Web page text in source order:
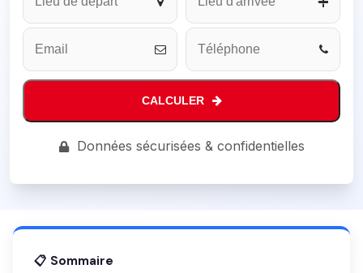
CALCULER
Données sécurisées & confidentielles
📋 Sommaire